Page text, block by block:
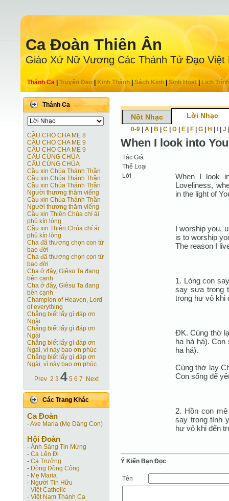
Ca Ðoàn Thiên Ân
Giáo Xứ Nữ Vương Các Thánh Tử Ðạo Việt
Thánh Ca Truyện Ðạo| Kinh Thánh Sách Kinh|Sinh Hoạt| Lịch Trình
Thánh Ca
CẦU CHO CHA MẸ 8
CẦU CHO CHA MẸ 9
CẦU CHO CHA MẸ 9
CẦU CÙNG CHÚA
CẦU CÙNG CHÚA
Cầu xin Chúa Thánh Thần
Cầu xin Chúa Thánh Thần
Cầu xin Chúa Thánh Thần
Người thương thăm viếng
Cầu xin Chúa Thánh Thần
Người thương thăm viếng
Cầu xin Thiên Chúa chí ái
phủ kín lòng
Cầu xin Thiên Chúa chí ái
phủ kín lòng
Cha đã thương chọn con từ
bao đời
Cha đã thương chọn con từ
bao đời
Cha ở đây, Giêsu Ta đang
bên cạnh
Cha ở đây, Giêsu Ta đang
bên cạnh
Champion of Heaven, Lord
of everything
Chẳng biết lấy gì đáp ơn
Ngài
Chẳng biết lấy gì đáp ơn
Ngài
Chẳng biết lấy gì đáp ơn
Ngài, vì này bao ơn phúc
Chẳng biết lấy gì đáp ơn
Ngài, vì này bao ơn phúc
Prev 2 3 4 5 6 7 Next
Các Trang Khác
Ca Ðoàn
-Ave Maria (Mẹ Dâng Con)
Hội Ðoàn
- Ánh Sáng Tin Mừng
- Ca Lên Đi
- Ca Trưởng
- Dòng Đồng Công
- Mẹ Maria
- Người Tin Hữu
- Việt Catholic
- Việt Nam Thánh Ca
Nốt Nhạc Lời Nhạc
0-9 A B C D E F G H J
When I look into
Tác Giả
Thể Loại
Lời
When I look
Loveliness,
in the light of
I worship you,
is to worship
The reason I
1. Lòng con
say sưa trong
trong hư vô khi
ĐK. Cùng thờ
ha hà há). Con
ha há).
Cùng thờ lạy
Con sống để
2. Hồn con
say trong tình
hư vô khi đến
Ý Kiến Bạn Ðọc
Tên